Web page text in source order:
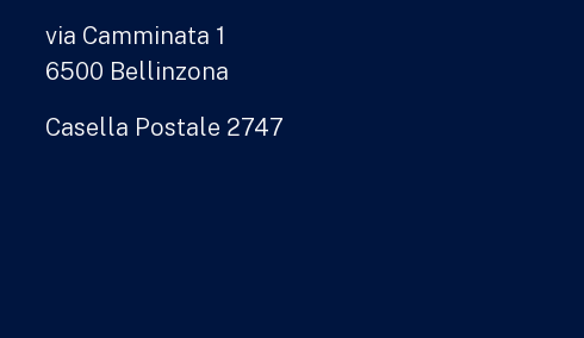
via Camminata 1
6500 Bellinzona
Casella Postale 2747